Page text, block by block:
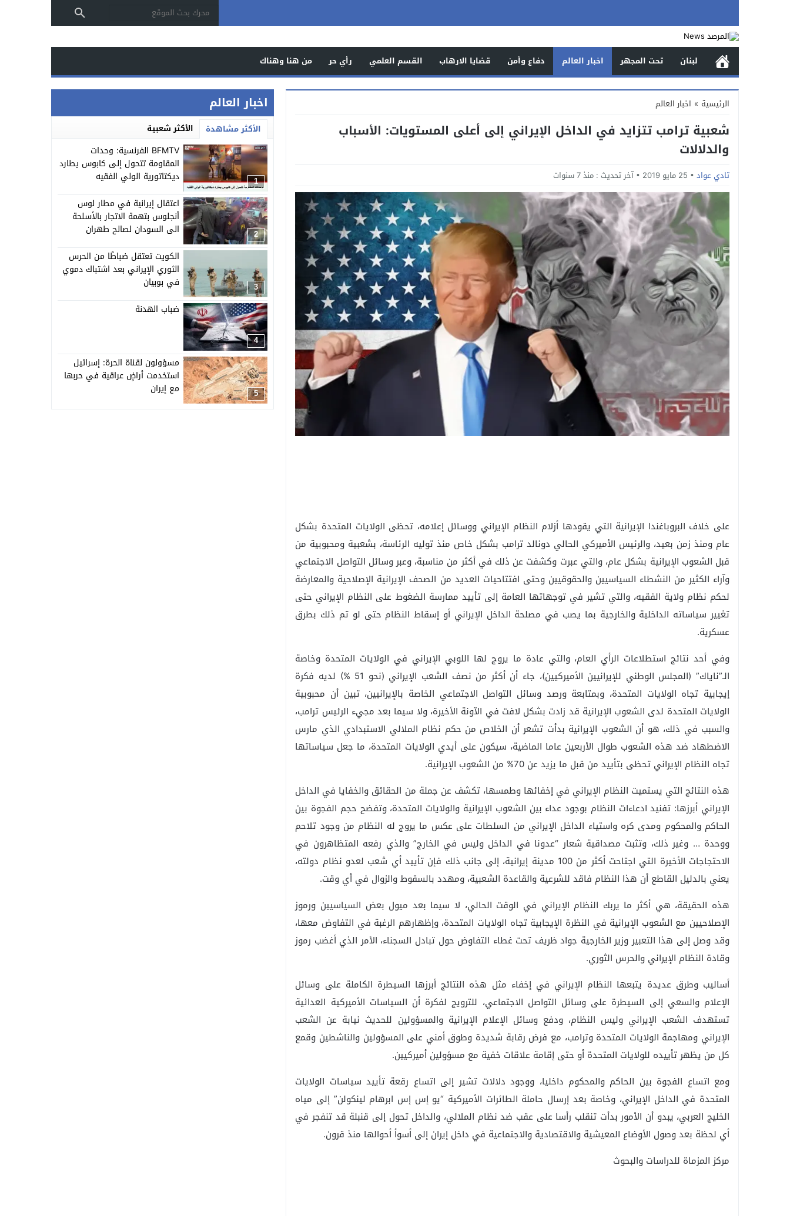
لبنان تحت المجهر اخبار العالم دفاع وأمن قضايا الارهاب القسم العلمي رأي حر من هنا وهناك
الرئيسية » اخبار العالم
شعبية ترامب تتزايد في الداخل الإيراني إلى أعلى المستويات: الأسباب
والدلالات
تادي عواد 25 مايو 2019 آخر تحديث : منذ 7 سنوات
على خلاف البروباغندا الإيرانية التي يقودها أزلام النظام الإيراني ووسائل إعلامه، تحظى الولايات المتحدة بشكل
عام ومنذ زمن بعيد، والرئيس الأميركي الحالي دونالد ترامب بشكل خاص منذ توليه الرئاسة، بشعبية ومحبوبية من
قبل الشعوب الإيرانية بشكل عام، والتي عبرت وكشفت عن ذلك في أكثر من مناسبة، وعبر وسائل التواصل الاجتماعي
وآراء الكثير من النشطاء السياسيين والحقوقيين وحتى افتتاحيات العديد من الصحف الإيرانية الإصلاحية والمعارضة
لحكم نظام ولاية الفقيه، والتي تشير في توجهاتها العامة إلى تأييد ممارسة الضغوط على النظام الإيراني حتى
تغيير سياساته الداخلية والخارجية بما يصب في مصلحة الداخل الإيراني أو إسقاط النظام حتى لو تم ذلك بطرق
عسكرية.
وفي أحد نتائج استطلاعات الرأي العام، والتي عادة ما يروج لها اللوبي الإيراني في الولايات المتحدة وخاصة
الـ”ناياك” (المجلس الوطني للإيرانيين الأميركيين)، جاء أن أكثر من نصف الشعب الإيراني (نحو 51 %) لديه فكرة
إيجابية تجاه الولايات المتحدة، وبمتابعة ورصد وسائل التواصل الاجتماعي الخاصة بالإيرانيين، تبين أن محبوبية
الولايات المتحدة لدى الشعوب الإيرانية قد زادت بشكل لافت في الآونة الأخيرة، ولا سيما بعد مجيء الرئيس ترامب،
والسبب في ذلك، هو أن الشعوب الإيرانية بدأت تشعر أن الخلاص من حكم نظام الملالي الاستبدادي الذي مارس
الاضطهاد ضد هذه الشعوب طوال الأربعين عاما الماضية، سيكون على أيدي الولايات المتحدة، ما جعل سياساتها
تجاه النظام الإيراني تحظى بتأييد من قبل ما يزيد عن 70% من الشعوب الإيرانية.
هذه النتائج التي يستميت النظام الإيراني في إخفائها وطمسها، تكشف عن جملة من الحقائق والخفايا في الداخل
الإيراني أبرزها: تفنيد ادعاءات النظام بوجود عداء بين الشعوب الإيرانية والولايات المتحدة، وتفضح حجم الفجوة بين
الحاكم والمحكوم ومدى كره واستياء الداخل الإيراني من السلطات على عكس ما يروج له النظام من وجود تلاحم
ووحدة … وغير ذلك، وتثبت مصداقية شعار “عدونا في الداخل وليس في الخارج” والذي رفعه المتظاهرون في
الاحتجاجات الأخيرة التي اجتاحت أكثر من 100 مدينة إيرانية، إلى جانب ذلك فإن تأييد أي شعب لعدو نظام دولته،
يعني بالدليل القاطع أن هذا النظام فاقد للشرعية والقاعدة الشعبية، ومهدد بالسقوط والزوال في أي وقت.
هذه الحقيقة، هي أكثر ما يربك النظام الإيراني في الوقت الحالي، لا سيما بعد ميول بعض السياسيين ورموز
الإصلاحيين مع الشعوب الإيرانية في النظرة الإيجابية تجاه الولايات المتحدة، وإظهارهم الرغبة في التفاوض معها،
وقد وصل إلى هذا التعبير وزير الخارجية جواد ظريف تحت غطاء التفاوض حول تبادل السجناء، الأمر الذي أغضب رموز
وقادة النظام الإيراني والحرس الثوري.
أساليب وطرق عديدة يتبعها النظام الإيراني في إخفاء مثل هذه النتائج أبرزها السيطرة الكاملة على وسائل
الإعلام والسعي إلى السيطرة على وسائل التواصل الاجتماعي، للترويج لفكرة أن السياسات الأميركية العدائية
تستهدف الشعب الإيراني وليس النظام، ودفع وسائل الإعلام الإيرانية والمسؤولين للحديث نيابة عن الشعب
الإيراني ومهاجمة الولايات المتحدة وترامب، مع فرض رقابة شديدة وطوق أمني على المسؤولين والناشطين وقمع
كل من يظهر تأييده للولايات المتحدة أو حتى إقامة علاقات خفية مع مسؤولين أميركيين.
ومع اتساع الفجوة بين الحاكم والمحكوم داخليا، ووجود دلالات تشير إلى اتساع رقعة تأييد سياسات الولايات
المتحدة في الداخل الإيراني، وخاصة بعد إرسال حاملة الطائرات الأميركية “يو إس إس ابرهام لينكولن” إلى مياه
الخليج العربي، يبدو أن الأمور بدأت تنقلب رأسا على عقب ضد نظام الملالي، والداخل تحول إلى قنبلة قد تنفجر في
أي لحظة بعد وصول الأوضاع المعيشية والاقتصادية والاجتماعية في داخل إيران إلى أسوأ أحوالها منذ قرون.
مركز المزماة للدراسات والبحوث
اخبار العالم
الأكثر مشاهدة الأكثر شعبية
1
BFMTV الفرنسية: وحدات
المقاومة تتحول إلى كابوس يطارد
ديكتاتورية الولي الفقيه
2
اعتقال إيرانية في مطار لوس
أنجلوس بتهمة الاتجار بالأسلحة
الى السودان لصالح طهران
3
الكويت تعتقل ضباطًا من الحرس
الثوري الإيراني بعد اشتباك دموي
في بوبيان
4
ضباب الهدنة
5
مسؤولون لقناة الحرة: إسرائيل
استخدمت أراضٍ عراقية في حربها
مع إيران